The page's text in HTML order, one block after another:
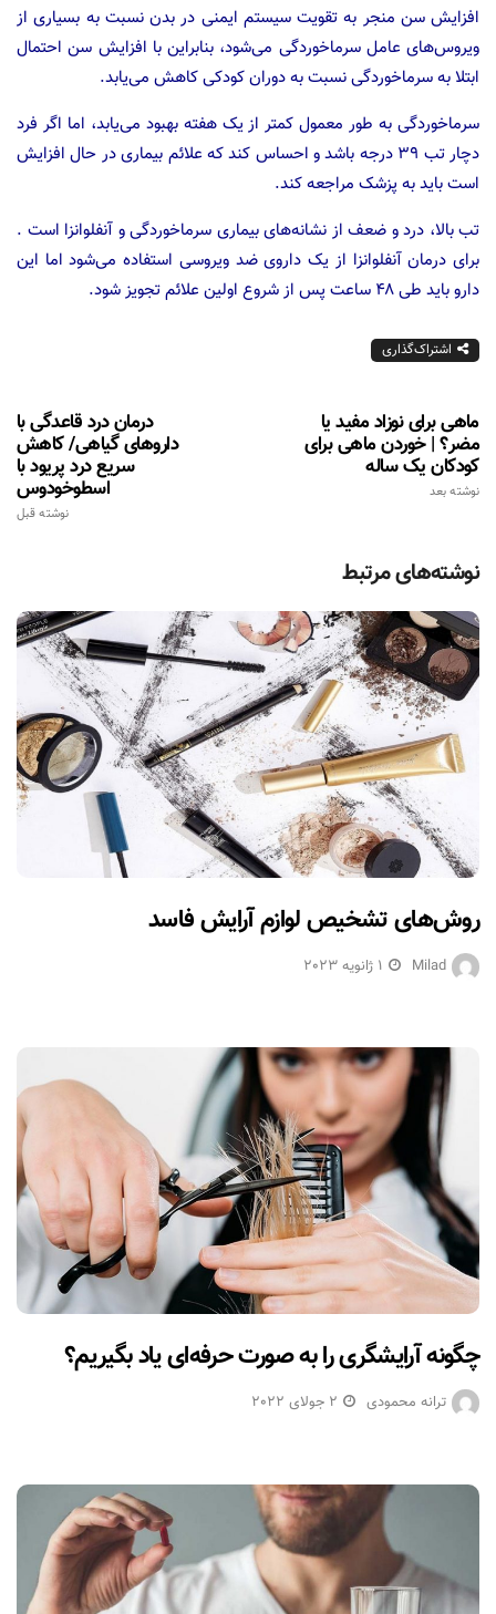
افزایش سن منجر به تقویت سیستم ایمنی در بدن نسبت به بسیاری از
ویروس‌های عامل سرماخوردگی می‌شود، بنابراین با افزایش سن احتمال
ابتلا به سرماخوردگی نسبت به دوران کودکی کاهش می‌یابد.
سرماخوردگی به طور معمول کمتر از یک هفته بهبود می‌یابد، اما اگر فرد
دچار تب ۳۹ درجه باشد و احساس کند که علائم بیماری در حال افزایش
است باید به پزشک مراجعه کند.
تب بالا، درد و ضعف از نشانه‌های بیماری سرماخوردگی و آنفلوانزا است .
برای درمان آنفلوانزا از یک داروی ضد ویروسی استفاده می‌شود اما این
دارو باید طی ۴۸ ساعت پس از شروع اولین علائم تجویز شود.
اشتراک‌گذاری
درمان درد قاعدگی با
داروهای گیاهی/ کاهش
سریع درد پریود با
اسطوخودوس
نوشته قبل
ماهی برای نوزاد مفید یا
مضر؟ | خوردن ماهی برای
کودکان یک ساله
نوشته بعد
نوشته‌های مرتبط
روش‌های تشخیص لوازم آرایش فاسد
Milad 1 ژانویه 2023
چگونه آرایشگری را به صورت حرفه‌ای یاد بگیریم؟
ترانه محمودی 2 جولای 2022